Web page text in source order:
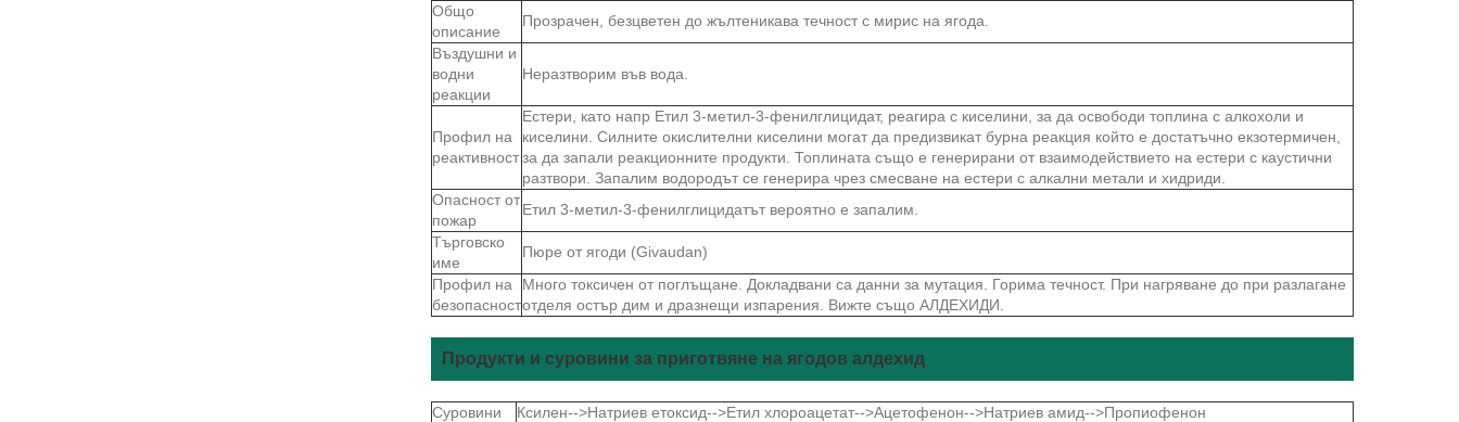
Общо
описание
Прозрачен, безцветен до жълтеникава течност с мирис на ягода.
Въздушни и
водни
реакции
Неразтворим във вода.
Профил на
реактивност
Естери, като напр Етил 3-метил-3-фенилглицидат, реагира с киселини, за да освободи топлина с алкохоли и
киселини. Силните окислителни киселини могат да предизвикат бурна реакция който е достатъчно екзотермичен,
за да запали реакционните продукти. Топлината също е генерирани от взаимодействието на естери с каустични
разтвори. Запалим водородът се генерира чрез смесване на естери с алкални метали и хидриди.
Опасност от
пожар
Етил 3-метил-3-фенилглицидатът вероятно е запалим.
Търговско
име
Пюре от ягоди (Givaudan)
Профил на
безопасност
Много токсичен от поглъщане. Докладвани са данни за мутация. Горима течност. При нагряване до при разлагане
отделя остър дим и дразнещи изпарения. Вижте също АЛДЕХИДИ.
Продукти и суровини за приготвяне на ягодов алдехид
Суровини Ксилен-->Натриев етоксид-->Етил хлороацетат-->Ацетофенон-->Натриев амид-->Пропиофенон